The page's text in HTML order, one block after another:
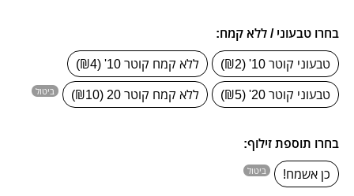
בחרו טבעוני / ללא קמח:
טבעוני קוטר 10' (₪2)
ללא קמח קוטר 10' (₪4)
טבעוני קוטר 20' (₪5)
ללא קמח קוטר 20 (₪10) ביטול
בחרו תוספת זילוף:
כן אשמח!
ביטול